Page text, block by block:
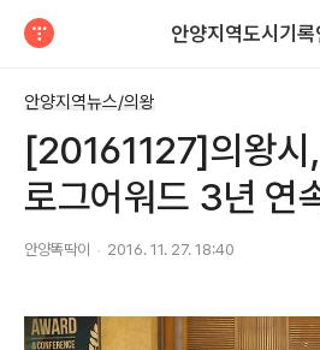
안양지역도시기록
안양지역뉴스/의왕
[20161127]의왕시
로그어워드 3년 연
안양똑딱이 2016. 11. 27. 18:40